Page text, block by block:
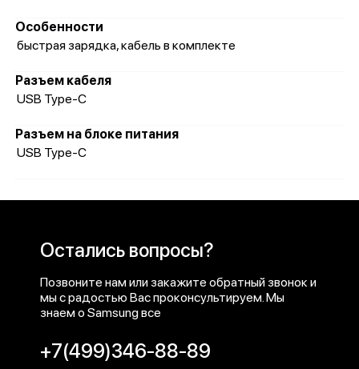
Особенности
быстрая зарядка, кабель в комплекте
Разъем кабеля
USB Type-C
Разъем на блоке питания
USB Type-C
Остались вопросы?
Позвоните нам или закажите обратный звонок и
мы с радостью Вас проконсультируем. Мы
знаем о Samsung все
+7(499)346-88-89